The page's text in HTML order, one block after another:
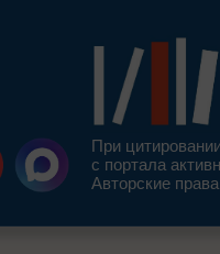
При
с портала
Авторские